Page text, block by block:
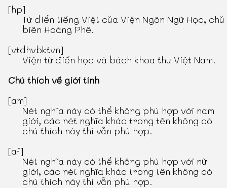
[hp]
Từ điển tiếng Việt của Viện Ngôn Ngữ Học, chủ
biên Hoàng Phê.
[vtdhvbktvn]
Viện từ điển học và bách khoa thư Việt Nam.
Chú thích về giới tính
[am]
Nét nghĩa này có thể không phù hợp với nam
giới, các nét nghĩa khác trong tên không có
chú thích này thì vẫn phù hợp.
[af]
Nét nghĩa này có thể không phù hợp với nữ
giới, các nét nghĩa khác trong tên không có
chú thích này thì vẫn phù hợp.